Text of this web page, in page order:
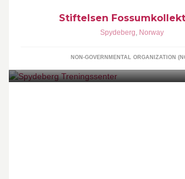
Stiftelsen
Spydeberg, Norway
NON-GOVERNMENTAL ORGANIZATION